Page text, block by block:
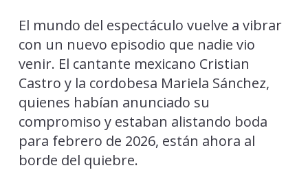
El mundo del espectáculo vuelve a vibrar
con un nuevo episodio que nadie vio
venir. El cantante mexicano Cristian
Castro y la cordobesa Mariela Sánchez,
quienes habían anunciado su
compromiso y estaban alistando boda
para febrero de 2026, están ahora al
borde del quiebre.